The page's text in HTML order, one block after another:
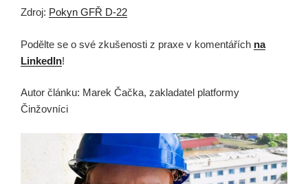
Zdroj: Pokyn GFŘ D-22
Podělte se o své zkušenosti z praxe v komentářích na
LinkedIn!
Autor článku: Marek Čačka, zakladatel platformy
Činžovníci